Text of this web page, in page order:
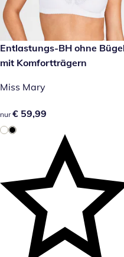
€ 59,99
Entlastungs-BH ohne Bügel
mit Komfortträgern
Miss Mary
€ 59,99
nur € 59,99